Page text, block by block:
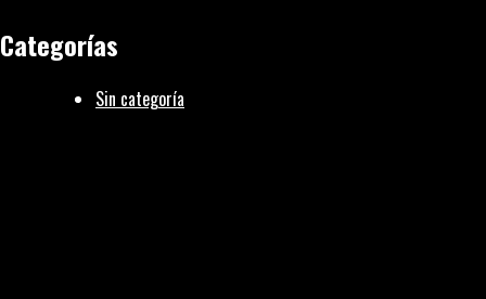
Categorías
Sin categoría